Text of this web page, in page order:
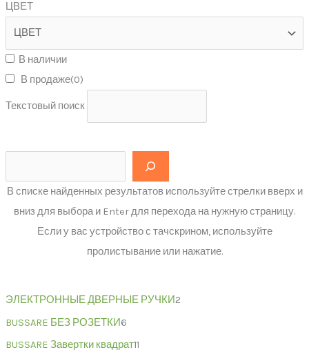
ЦВЕТ
В наличии
В продаже(0)
Текстовый поиск
В списке найденных результатов используйте стрелки вверх и
вниз для выбора и Enter для перехода на нужную страницу.
Если у вас устройство с тачскрином, используйте
пролистывание или нажатие.
ЭЛЕКТРОННЫЕ ДВЕРНЫЕ РУЧКИ2
BUSSARE БЕЗ РОЗЕТКИ6
BUSSARE Завертки квадрат11